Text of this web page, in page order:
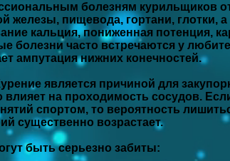
болезням курильщиков
железы, пищевода, гортани, глотки, а
кальция, пониженная потенция,
болезни часто встречаются у
ампутация нижних конечностей.
является причиной для
на проходимость сосудов.
спортом, то вероятность
существенно возрастает.
быть серьезно забиты: